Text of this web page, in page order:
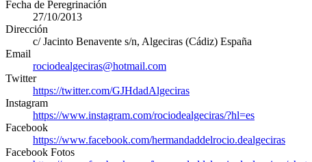
Fecha de Peregrinación
27/10/2013
Dirección
c/ Jacinto Benavente s/n, Algeciras (Cádiz) España
Email
rociodealgeciras@hotmail.com
Twitter
https://twitter.com/GJHdadAlgeciras
Instagram
https://www.instagram.com/rociodealgeciras/?hl=es
Facebook
https://www.facebook.com/hermandaddelrocio.dealgeciras
Facebook Fotos